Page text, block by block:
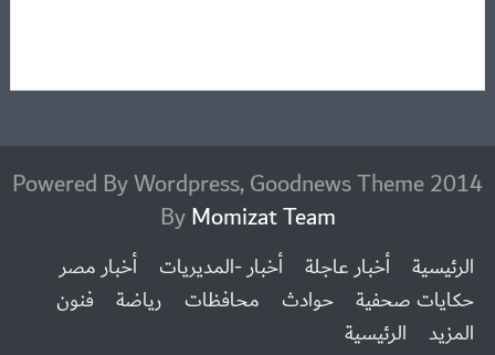
2014 Powered By Wordpress, Goodnews Theme
ByMomizat Team
الرئيسية أخبار عاجلة أخبار -المديريات
أخبار مصر
حكايات صحفية
حوادث محافظات رياضة
فنون
المزيد
الرئيسية